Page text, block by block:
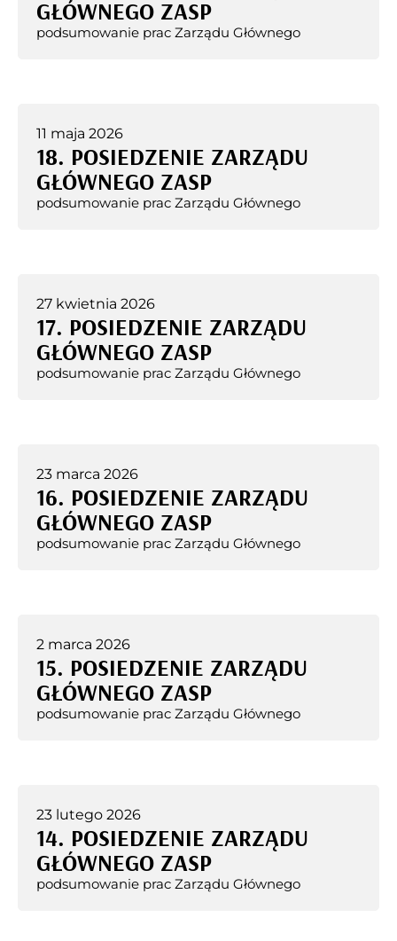
GŁÓWNEGO ZASP
podsumowanie prac Zarządu Głównego
11 maja 2026
18. POSIEDZENIE ZARZĄDU
GŁÓWNEGO ZASP
podsumowanie prac Zarządu Głównego
27 kwietnia 2026
17. POSIEDZENIE ZARZĄDU
GŁÓWNEGO ZASP
podsumowanie prac Zarządu Głównego
23 marca 2026
16. POSIEDZENIE ZARZĄDU
GŁÓWNEGO ZASP
podsumowanie prac Zarządu Głównego
2 marca 2026
15. POSIEDZENIE ZARZĄDU
GŁÓWNEGO ZASP
podsumowanie prac Zarządu Głównego
23 lutego 2026
14. POSIEDZENIE ZARZĄDU
GŁÓWNEGO ZASP
podsumowanie prac Zarządu Głównego